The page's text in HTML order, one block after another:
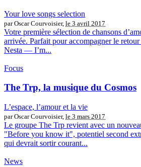
Your love songs selection
par Oscar Courvoisier, le 3 avril 2017
Votre première sélection de chansons
arrivée. Parfait pour accompagner le
Nesta — I’m...
Focus
The Trp, la musique du Cosmos
L’espace, l’amour et la vie
par Oscar Courvoisier, le 3 mars 2017
Le groupe The Trp revient avec un
"Before you know it", potentiel second
qui devrait sortir courant...
News